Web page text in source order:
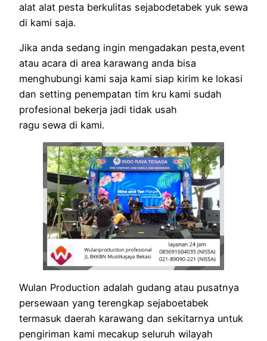
alat alat pesta berkulitas sejabodetabek yuk sewa
di kami saja.
Jika anda sedang ingin mengadakan pesta,event
atau acara di area karawang anda bisa
menghubungi kami saja kami siap kirim ke lokasi
dan setting penempatan tim kru kami sudah
profesional bekerja jadi tidak usah
ragu sewa di kami.
Wulan Production adalah gudang atau pusatnya
persewaan yang terengkap sejaboetabek
termasuk daerah karawang dan sekitarnya untuk
pengiriman kami mecakup seluruh wilayah